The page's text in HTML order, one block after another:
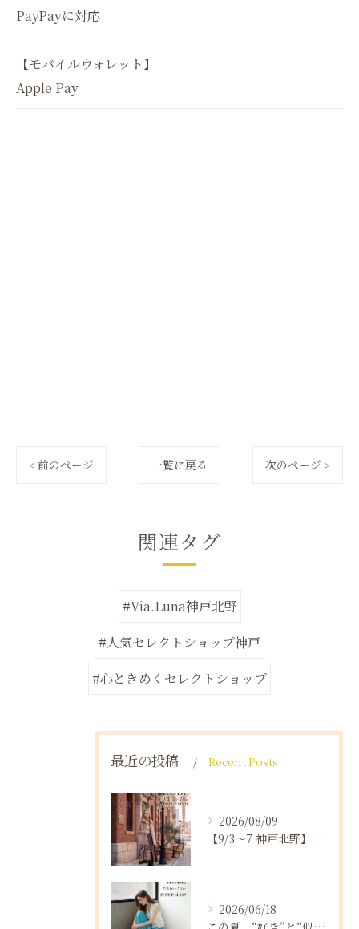
PayPayに対応
【モバイルウォレット】
Apple Pay
< 前のページ 一覧に戻る 次のページ >
関連タグ
#Via.Luna神戸北野
#人気セレクトショップ神戸
#心ときめくセレクトショップ
最近の投稿 Recent Posts
2026/08/09
【9/3〜7 神戸北野】 Via.Luna.SELECT.POPUP2026Autumn開催
2026/06/18